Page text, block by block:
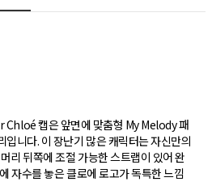
Chloé 캡은 앞면에 맞춤형 My Melody 패
입니다. 이 장난기 많은 캐릭터는 자신만의
리 뒤쪽에 조절 가능한 스트랩이 있어 완
자수를 놓은 클로에 로고가 독특한 느낌